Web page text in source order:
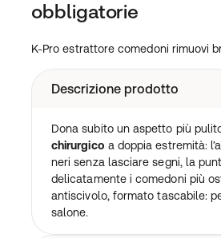
obbligatorie
K-Pro estrattore comedoni rimuovi
Descrizione prodotto
Dona subito un aspetto più
chirurgico a doppia estremità:
neri senza lasciare segni, la
delicatamente i comedoni più
antiscivolo, formato tascabile:
salone.